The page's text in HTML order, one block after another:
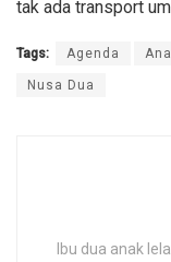
tak ada transport
Tags: Agenda
Nusa Dua
Ibu dua anak